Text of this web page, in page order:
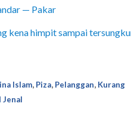
— Pakar
kena himpit sampai
Islam, Piza, Pelanggan, Kurang
Jenal